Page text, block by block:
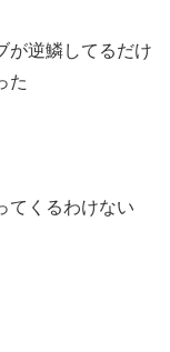
が逆鱗してるだけ
た
てくるわけない